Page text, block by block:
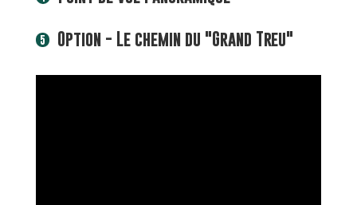
5 Option - Le chemin du "Grand Treu"